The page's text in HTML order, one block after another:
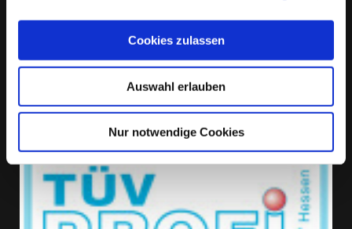
Cookies zulassen
Auswahl erlauben
Nur notwendige Cookies
05257 934163
oder nutzen Sie unserKontaktformular.